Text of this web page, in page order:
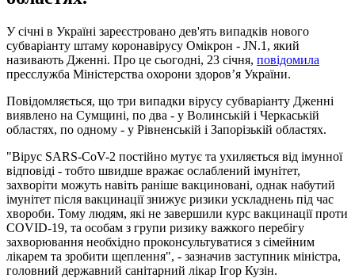
У січні в Україні зареєстровано дев'ять випадків нового
субваріанту штаму коронавірусу Омікрон - JN.1, який
називають Дженні. Про це сьогодні, 23 січня, повідомила
пресслужба Міністерства охорони здоров’я України.
Повідомляється, що три випадки вірусу субваріанту Дженні
виявлено на Сумщині, по два - у Волинській і Черкаській
областях, по одному - у Рівненській і Запорізькій областях.
"Вірус SARS-CoV-2 постійно мутує та ухиляється від імунної
відповіді - тобто швидше вражає ослаблений імунітет,
захворіти можуть навіть раніше вакциновані, однак набутий
імунітет після вакцинації знижує ризики ускладнень під час
хвороби. Тому людям, які не завершили курс вакцинації проти
COVID-19, та особам з групи ризику важкого перебігу
захворювання необхідно проконсультуватися з сімейним
лікарем та зробити щеплення", - зазначив заступник міністра,
головний державний санітарний лікар Ігор Кузін.